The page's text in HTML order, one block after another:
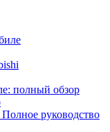
полный обзор
руководство